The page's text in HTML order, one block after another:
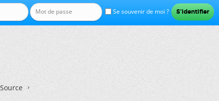
Se souvenir de moi ?